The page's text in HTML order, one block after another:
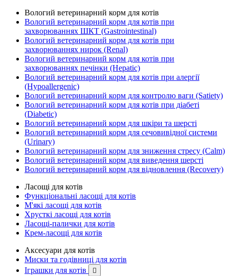
Вологий ветеринарний корм для котів
Вологий ветеринарний корм для котів при
захворюваннях ШКТ (Gastrointestinal)
Вологий ветеринарний корм для котів при
захворюваннях нирок (Renal)
Вологий ветеринарний корм для котів при
захворюваннях печінки (Hepatic)
Вологий ветеринарний корм для котів при алергії
(Hypoallergenic)
Вологий ветеринарний корм для контролю ваги (Satiety)
Вологий ветеринарний корм для котів при діабеті
(Diabetic)
Вологий ветеринарний корм для шкіри та шерсті
Вологий ветеринарний корм для сечовивідної системи
(Urinary)
Вологий ветеринарний корм для зниження стресу (Calm)
Вологий ветеринарний корм для виведення шерсті
Вологий ветеринарний корм для відновлення (Recovery)
Ласощі для котів
Функціональні ласощі для котів
М'які ласощі для котів
Хрусткі ласощі для котів
Ласощі-палички для котів
Крем-ласощі для котів
Аксесуари для котів
Миски та годівниці для котів
Іграшки для котів
